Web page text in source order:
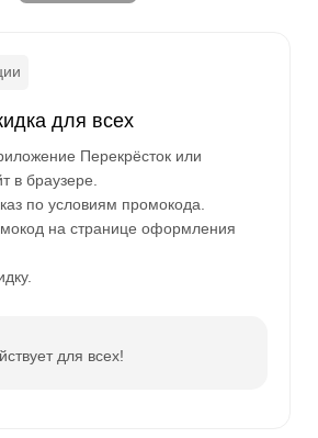
для всех
Перекрёсток или
в браузере.
по условиям промокода.
на странице оформления
для всех!